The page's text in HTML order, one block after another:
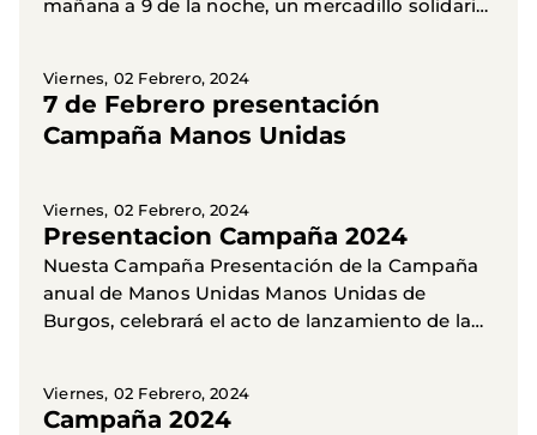
mañana a 9 de la noche, un mercadillo solidario
Viernes, 02 Febrero, 2024
7 de Febrero presentación
Campaña Manos Unidas
Viernes, 02 Febrero, 2024
Presentacion Campaña 2024
Nuesta Campaña Presentación de la Campaña
anual de Manos Unidas Manos Unidas de
Burgos, celebrará el acto de lanzamiento de la
Viernes, 02 Febrero, 2024
Campaña 2024